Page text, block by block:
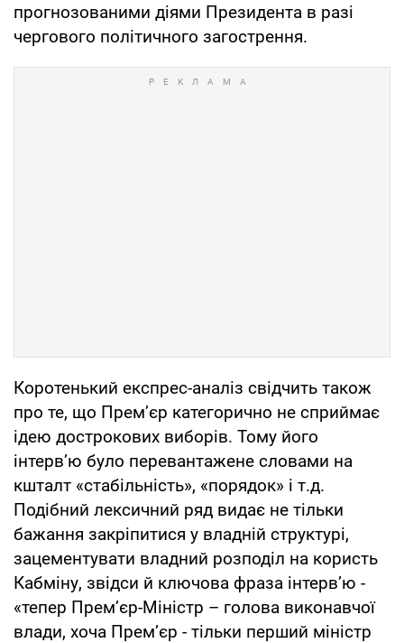
прогнозованими діями Президента в разі
чергового політичного загострення.
Коротенький експрес-аналіз свідчить також
про те, що Прем’єр категорично не сприймає
ідею дострокових виборів. Тому його
інтерв’ю було перевантажене словами на
кшталт «стабільність», «порядок» і т.д.
Подібний лексичний ряд видає не тільки
бажання закріпитися у владній структурі,
зацементувати владний розподіл на користь
Кабміну, звідси й ключова фраза інтерв’ю -
«тепер Прем’єр-Міністр – голова виконавчої
влади, хоча Прем’єр - тільки перший міністр